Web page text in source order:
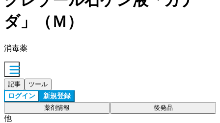
ダ」（Ｍ）
消毒薬
記事 ツール
ログイン 新規登録
薬剤情報 後発品
他